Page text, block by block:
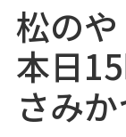
松のや
本日
さみ